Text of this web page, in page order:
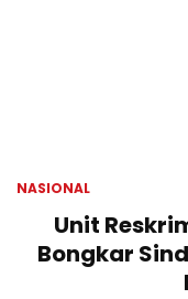
NASIONAL
Unit
Bongkar